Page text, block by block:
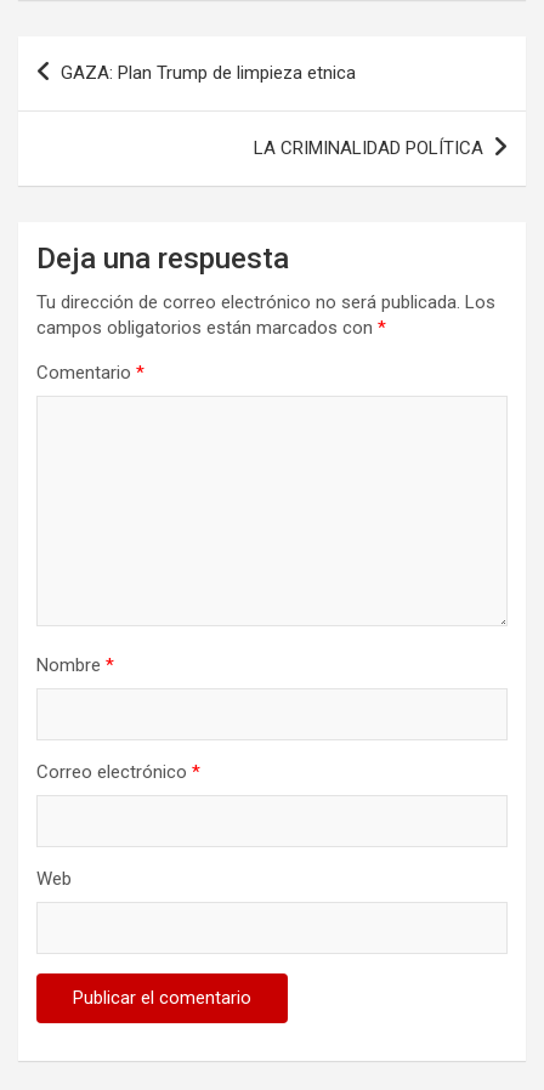
Navegación
GAZA: Plan Trump de limpieza etnica
LA CRIMINALIDAD POLÍTICA
Deja una respuesta
Tu dirección de correo electrónico no será publicada. Los
campos obligatorios están marcados con *
Comentario *
Nombre *
Correo electrónico *
Web